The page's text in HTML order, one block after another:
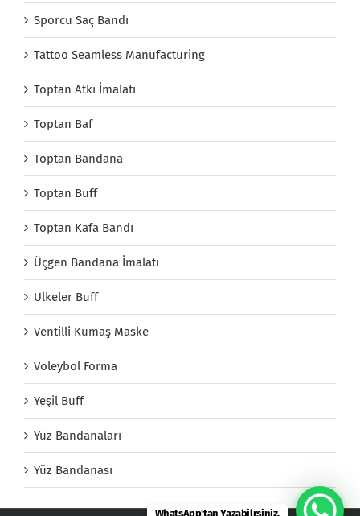
Sporcu Saç Bandı
Tattoo Seamless Manufacturing
Toptan Atkı İmalatı
Toptan Baf
Toptan Bandana
Toptan Buff
Toptan Kafa Bandı
Üçgen Bandana İmalatı
Ülkeler Buff
Ventilli Kumaş Maske
Voleybol Forma
Yeşil Buff
Yüz Bandanaları
Yüz Bandanası
WhatsApp'tan Yazabilrsiniz.